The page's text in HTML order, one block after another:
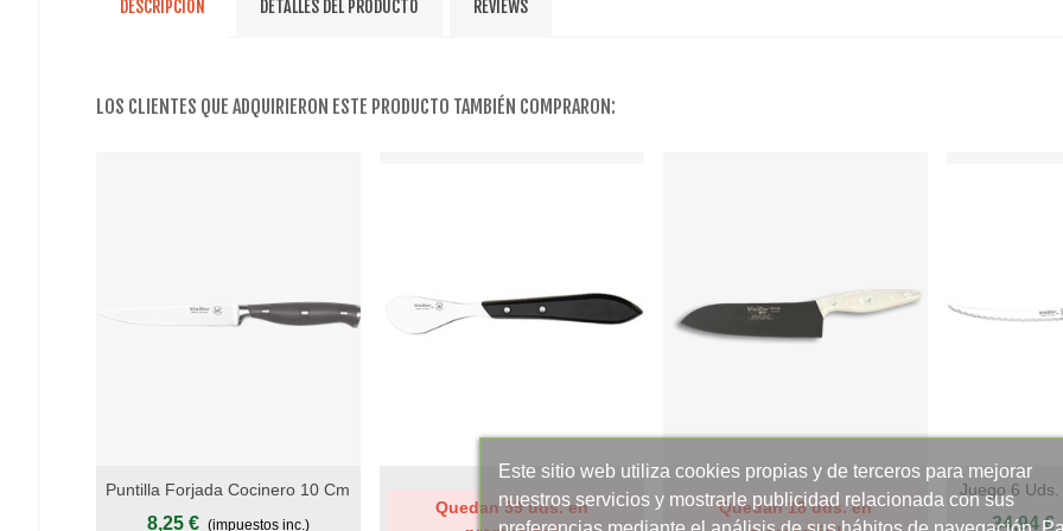
DESCRIPCIÓN DETALLES DEL PRODUCTO REVIEWS
LOS CLIENTES QUE ADQUIRIERON ESTE PRODUCTO TAMBIÉN COMPRARON:
Add To Wishlist
Puntilla Forjada Cocinero 10 Cm
- Mango POM Gris Antracita, S.
8,25 € (impuestos inc.)
Quedan 59 uds. en
Add To Wishlist
Quedan 18 uds. en
Add To
Juego 6
34,94 €
Este sitio web utiliza cookies propias y de terceros para mejorar
nuestros servicios y mostrarle publicidad relacionada con sus